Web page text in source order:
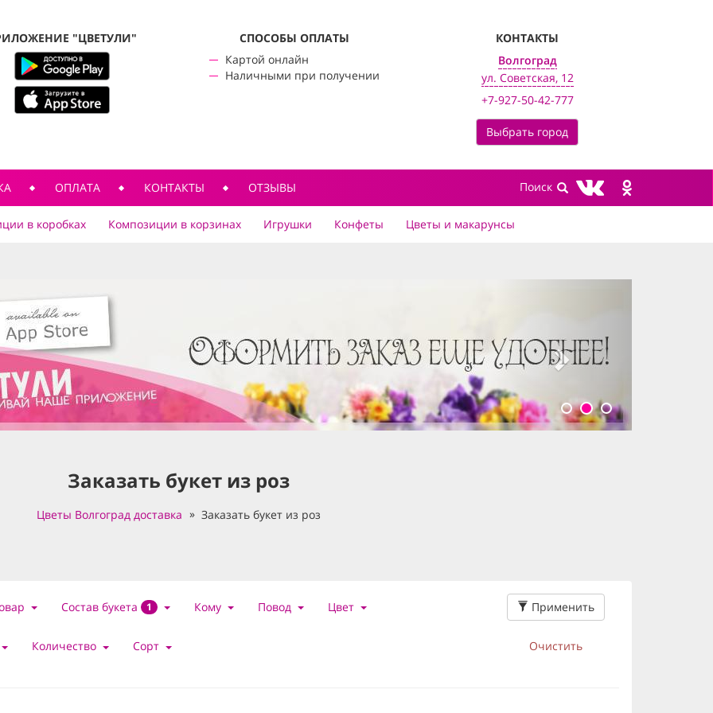
"ЦВЕТУЛИ"
CПОСОБЫ ОПЛАТЫ
Картой онлайн
Наличными при получении
КОНТАКТЫ
Волгоград
ул. Советская, 12
+7-927-50-42-777
Выбрать город
ОПЛАТА КОНТАКТЫ ОТЗЫВЫ
в коробках Композиции в корзинах Игрушки Конфеты Цветы и макарунсы
Заказать букет из роз
Цветы Волгоград доставка Заказать букет из роз
Состав букета 1 Кому Повод Цвет
Количество Сорт
Применить
Очистить